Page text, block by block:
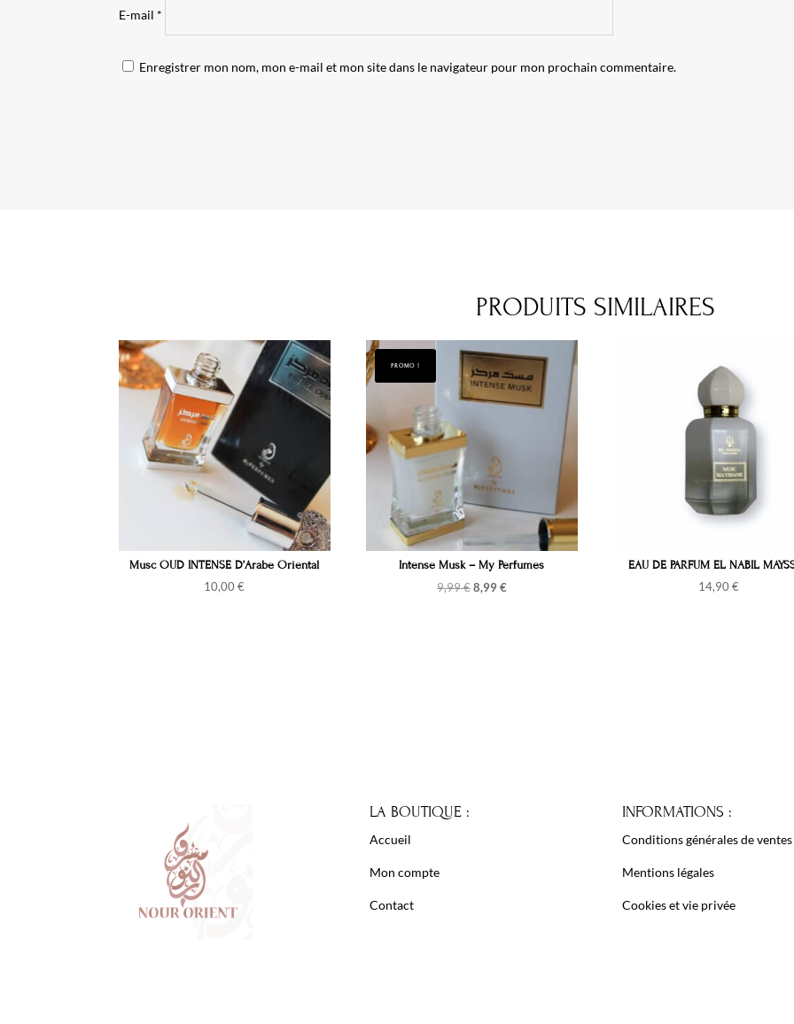
E-mail *
Enregistrer mon nom, mon e-mail et mon site dans le navigateur pour mon prochain commentaire.
PRODUITS SIMILAIRES
Musc OUD INTENSE D’Arabe Oriental
10,00€
PROMO !
Intense Musk – My Perfumes
9,99€Le
8,99 €Le
EAU DE PARFUM EL NABIL
14,90€
LA BOUTIQUE :
Accueil
Mon compte
Contact
INFORMATIONS :
Conditions générales de ventes
Mentions légales
Cookies et vie privée